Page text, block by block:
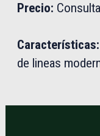
Precio:
Características:
de lineas